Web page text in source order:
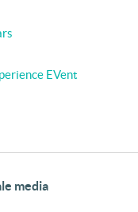
EVent
media